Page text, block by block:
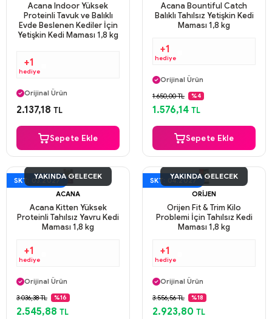
Acana Indoor Yüksek
Proteinli Tavuk ve Balıklı
Evde Beslenen Kediler İçin
Yetişkin Kedi Maması 1,8 kg
+1
hediye
Orijinal Ürün
Güvenli Ödeme
2.137,18 TL
Sepete Ekle
Acana Bountiful Catch
Balıklı Tahılsız Yetişkin Kedi
Maması 1,8 kg
+1
hediye
Orijinal Ürün
Güvenli Ödeme
Aynı Gün Kargo
1.650,00 TL %4
1.576,14 TL
Sepete Ekle
SKT: 03.2027
YAKINDA GELECEK
ACANA
Acana Kitten Yüksek
Proteinli Tahılsız Yavru Kedi
Maması 1,8 kg
+1
hediye
Orijinal Ürün
Güvenli Ödeme
Aynı Gün Kargo
3.036,38 TL %16
2.545,88 TL
SKT: 04.2027
YAKINDA GELECEK
ORIJEN
Orijen Fit & Trim Kilo
Problemi İçin Tahılsız Kedi
Maması 1,8 kg
+1
hediye
Orijinal Ürün
Güvenli Ödeme
Aynı Gün Kargo
3.556,56 TL %18
2.923,80 TL